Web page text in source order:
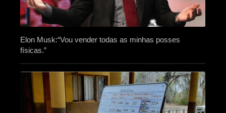
Elon Musk:“Vou vender todas as minhas posses
físicas.”